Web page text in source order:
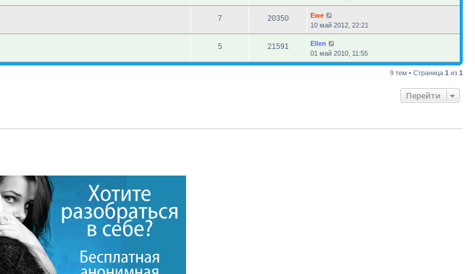
7 20350
Ewe
10 май 2012, 22:21
5 21591
Ellen
01 май 2010, 11:55
9 тем • Страница 1 из 1
Перейти